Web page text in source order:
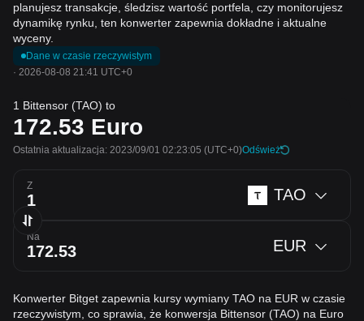
planujesz transakcje, śledzisz wartość portfela, czy monitorujesz
dynamikę rynku, ten konwerter zapewnia dokładne i aktualne
wyceny.
Dane w czasie rzeczywistym
· 2026-08-08 21:41 UTC+0
1 Bittensor (TAO) to
172.53 Euro
Ostatnia aktualizacja: 2023/09/01 02:23:05 (UTC+0)Odśwież
Z TAO
Na EUR
Konwerter Bitget zapewnia kursy wymiany TAO na EUR w czasie
rzeczywistym, co sprawia, że konwersja Bittensor (TAO) na Euro